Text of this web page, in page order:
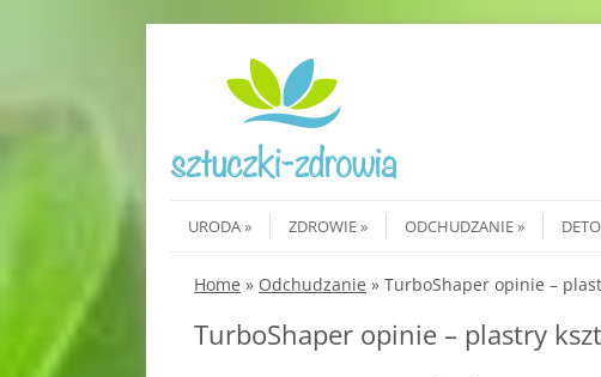
Menu
URODA ZDROWIE ODCHUDZANIE
Home » Odchudzanie » TurboShaper opinie –
TurboShaper opinie – plastry